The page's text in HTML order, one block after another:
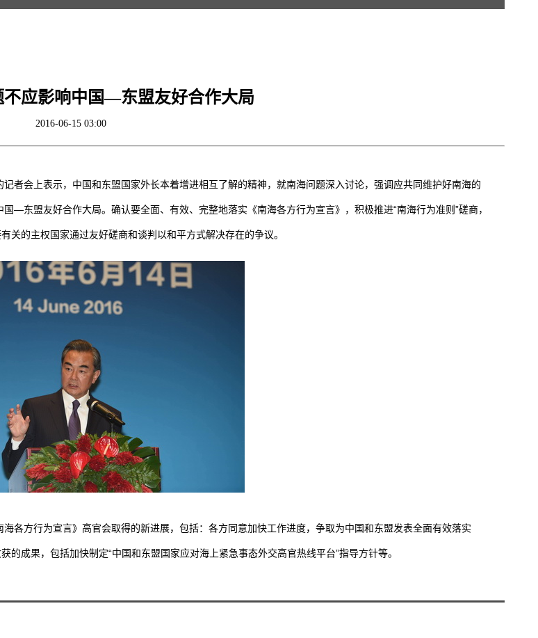
不应影响中国—东盟友好合作大局
2016-06-15 03:00
会上表示，中国和东盟国家外长本着增进相互了解的精神，就南海问题深入讨论，强调应共同维护好南海的
—东盟友好合作大局。确认要全面、有效、完整地落实《南海各方行为宣言》，积极推进“南海行为准则”磋商，
关的主权国家通过友好磋商和谈判以和平方式解决存在的争议。
方行为宣言》高官会取得的新进展，包括：各方同意加快工作进度，争取为中国和东盟发表全面有效落实
的成果，包括加快制定“中国和东盟国家应对海上紧急事态外交高官热线平台”指导方针等。